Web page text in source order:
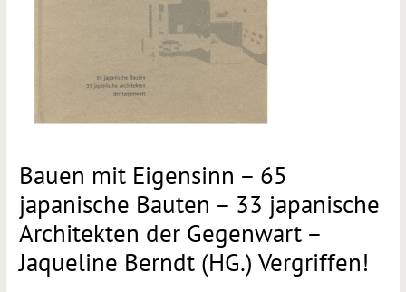
Bauen mit Eigensinn – 65
japanische Bauten – 33 japanische
Architekten der Gegenwart –
Jaqueline Berndt (HG.) Vergriffen!